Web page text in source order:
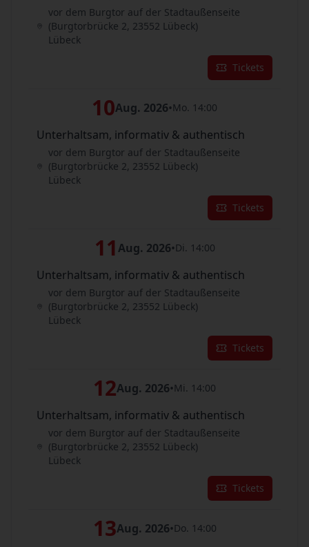
vor dem Burgtor auf der Stadtaußenseite
(Burgtorbrücke 2, 23552 Lübeck)
Lübeck
Tickets
10Aug. 2026•Mo. 14:00
Unterhaltsam, informativ & authentisch
vor dem Burgtor auf der Stadtaußenseite
(Burgtorbrücke 2, 23552 Lübeck)
Lübeck
Tickets
11 Aug. 2026•Di. 14:00
Unterhaltsam, informativ & authentisch
vor dem Burgtor auf der Stadtaußenseite
(Burgtorbrücke 2, 23552 Lübeck)
Lübeck
Tickets
12Aug. 2026•Mi. 14:00
Unterhaltsam, informativ & authentisch
vor dem Burgtor auf der Stadtaußenseite
(Burgtorbrücke 2, 23552 Lübeck)
Lübeck
Tickets
13Aug. 2026•Do. 14:00